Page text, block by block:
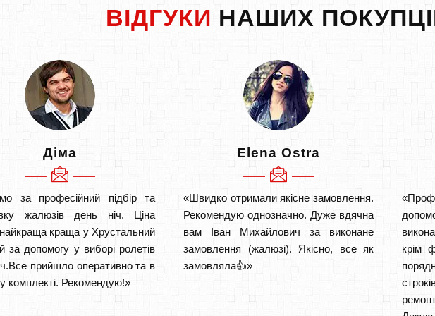
ВІДГУКИ НАШИХ
Діма
за професійний підбір та
жалюзів день ніч. Ціна
найкраща краща у Хрустальний
за допомогу у виборі ролетів
прийшло оперативно та в
комплекті. Рекомендую!»
Elena Ostra
«Швидко отримали якісне замовлення.
Рекомендую однозначно. Дуже вдячна
вам Іван Михайлович за виконане
замовлення (жалюзі). Якісно, все як
замовляла👍»
крім